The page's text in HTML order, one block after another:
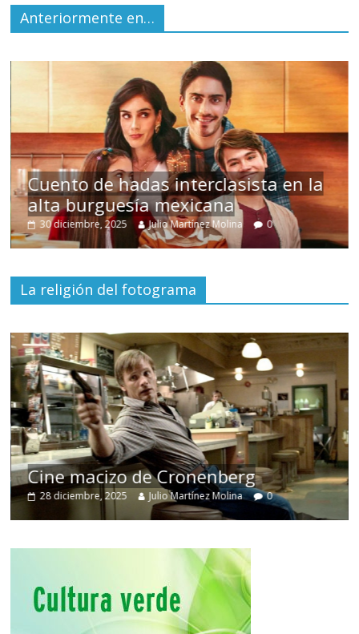
Anteriormente en…
Cuento de hadas interclasista en la
alta burguesía mexicana
30 diciembre, 2025 Julio Martínez Molina 0
La religión del fotograma
Cine macizo de Cronenberg
28 diciembre, 2025 Julio Martínez Molina 0